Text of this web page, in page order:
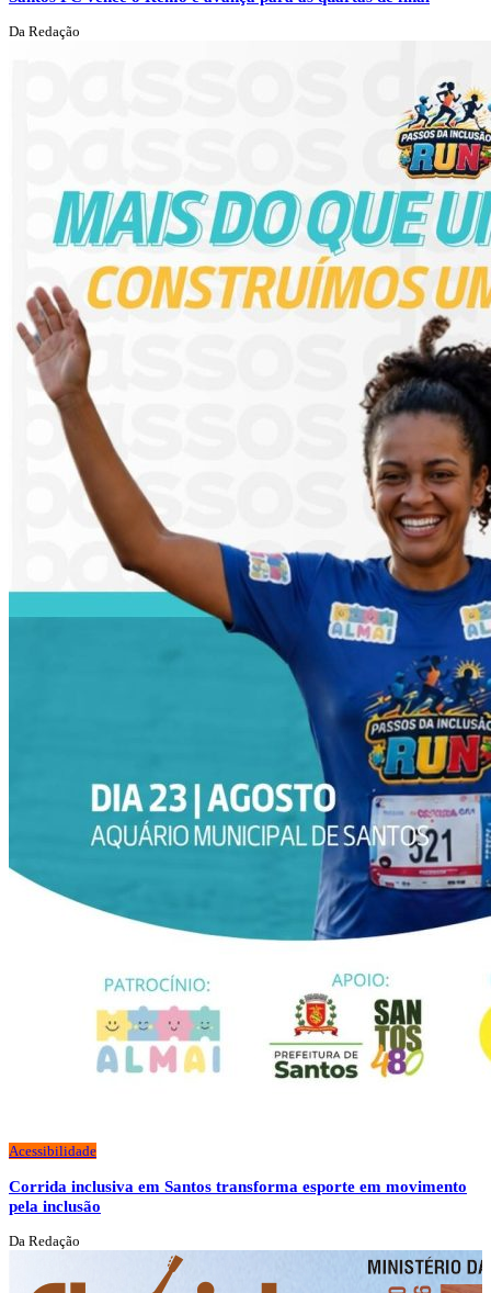
Da Redação
Acessibilidade
Corrida inclusiva em Santos transforma esporte em movimento
pela inclusão
Da Redação